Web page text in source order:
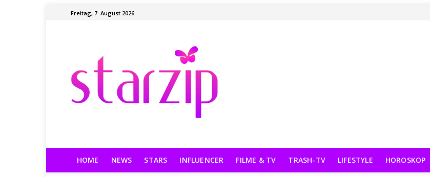
Freitag, 7. August 2026
HOME NEWS STARS INFLUENCER FILME & TV TRASH-TV LIFESTYLE HOROSKOP